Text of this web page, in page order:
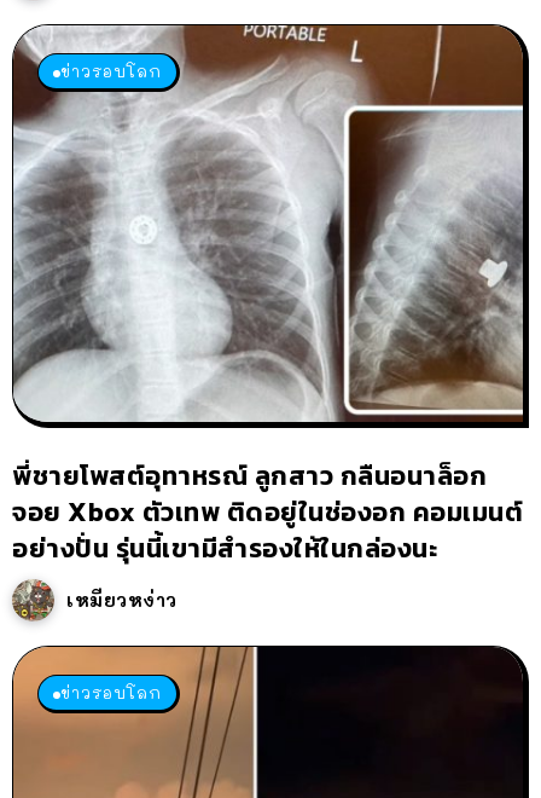
ข่าวรอบโลก
พี่ชายโพสต์อุทาหรณ์ ลูกสาว กลืนอนาล็อก
จอย Xbox ตัวเทพ ติดอยู่ในช่องอก คอมเมนต์
อย่างปั่น รุ่นนี้เขามีสำรองให้ในกล่องนะ
เหมียวหง่าว
ข่าวรอบโลก